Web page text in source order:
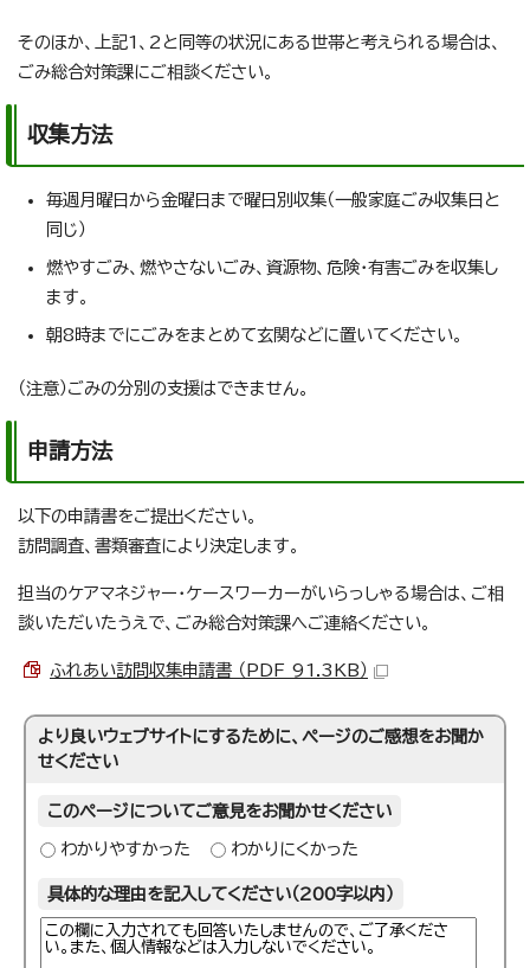
そのほか、上記1、2と同等の状況にある世帯と考えられる場合は、
ごみ総合対策課にご相談ください。
収集方法
毎週月曜日から金曜日まで曜日別収集（一般家庭ごみ収集日と
同じ）
燃やすごみ、燃やさないごみ、資源物、危険・有害ごみを収集し
ます。
朝8時までにごみをまとめて玄関などに置いてください。
（注意）ごみの分別の支援はできません。
申請方法
以下の申請書をご提出ください。
訪問調査、書類審査により決定します。
担当のケアマネジャー・ケースワーカーがいらっしゃる場合は、ご相
談いただいたうえで、ごみ総合対策課へご連絡ください。
ふれあい訪問収集申請書 （PDF 91.3KB）
より良いウェブサイトにするために、ページのご感想をお聞か
せください
このページについてご意見をお聞かせください
わかりやすかった わかりにくかった
具体的な理由を記入してください（200字以内）